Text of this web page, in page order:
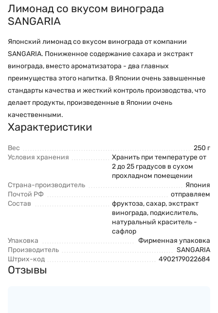
Лимонад со вкусом винограда
SANGARIA
Японский лимонад со вкусом винограда от компании
SANGARIA. Пониженное содержание сахара и экстракт
винограда, вместо ароматизатора - два главных
преимущества этого напитка. В Японии очень завышенные
стандарты качества и жесткий контроль производства, что
делает продукты, произведенные в Японии очень
качественными.
Характеристики
Вес
250 г
Условия хранения
Хранить при температуре от
2 до 25 градусов в сухом
прохладном помещении
Страна-производитель
Япония
Почтой РФ
отправляем
Состав
фруктоза, сахар, экстракт
винограда, подкислитель,
натуральный краситель -
сафлор
Упаковка
Фирменная упаковка
Производитель
SANGARIA
Штрих-код
4902179022684
Отзывы